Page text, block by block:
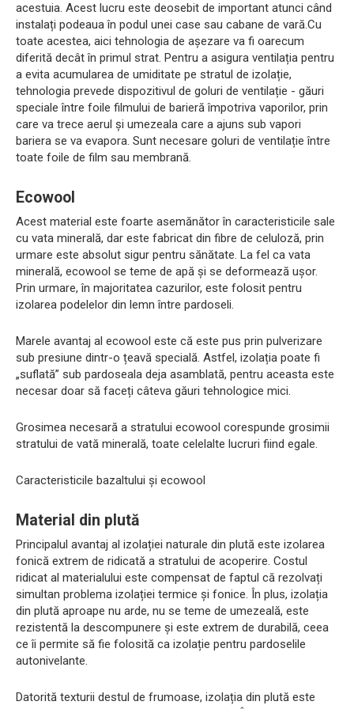
acestuia. Acest lucru este deosebit de important atunci când
instalați podeaua în podul unei case sau cabane de vară.Cu
toate acestea, aici tehnologia de așezare va fi oarecum
diferită decât în ​​primul strat. Pentru a asigura ventilația pentru
a evita acumularea de umiditate pe stratul de izolație,
tehnologia prevede dispozitivul de goluri de ventilație - găuri
speciale între foile filmului de barieră împotriva vaporilor, prin
care va trece aerul și umezeala care a ajuns sub vapori
bariera se va evapora. Sunt necesare goluri de ventilație între
toate foile de film sau membrană.
Ecowool
Acest material este foarte asemănător în caracteristicile sale
cu vata minerală, dar este fabricat din fibre de celuloză, prin
urmare este absolut sigur pentru sănătate. La fel ca vata
minerală, ecowool se teme de apă și se deformează ușor.
Prin urmare, în majoritatea cazurilor, este folosit pentru
izolarea podelelor din lemn între pardoseli.
Marele avantaj al ecowool este că este pus prin pulverizare
sub presiune dintr-o țeavă specială. Astfel, izolația poate fi
„suflată” sub pardoseala deja asamblată, pentru aceasta este
necesar doar să faceți câteva găuri tehnologice mici.
Grosimea necesară a stratului ecowool corespunde grosimii
stratului de vată minerală, toate celelalte lucruri fiind egale.
Caracteristicile bazaltului și ecowool
Material din plută
Principalul avantaj al izolației naturale din plută este izolarea
fonică extrem de ridicată a stratului de acoperire. Costul
ridicat al materialului este compensat de faptul că rezolvați
simultan problema izolației termice și fonice. În plus, izolația
din plută aproape nu arde, nu se teme de umezeală, este
rezistentă la descompunere și este extrem de durabilă, ceea
ce îi permite să fie folosită ca izolație pentru pardoselile
autonivelante.
Datorită texturii destul de frumoase, izolația din plută este